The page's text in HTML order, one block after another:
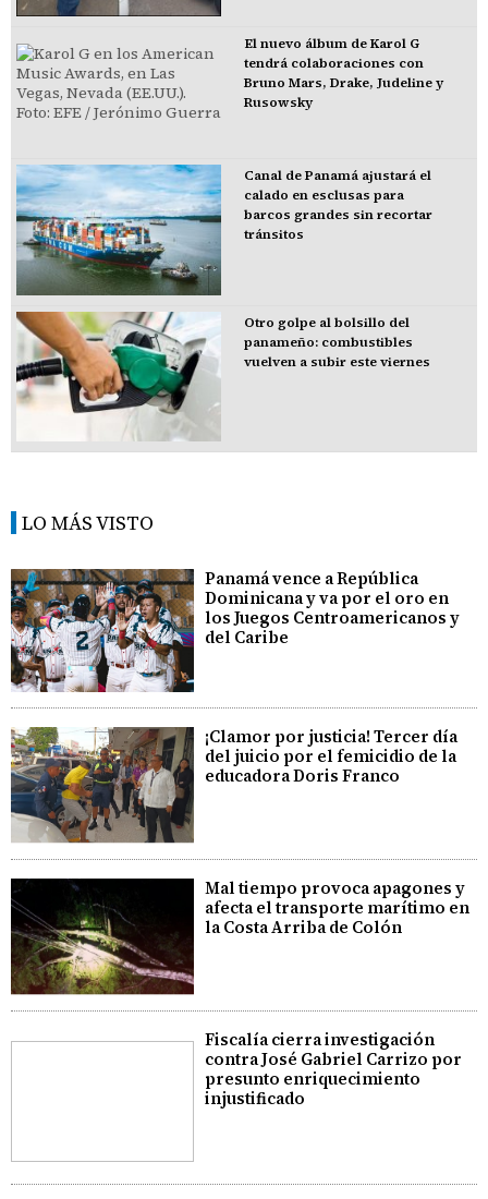
El nuevo álbum de Karol G
tendrá colaboraciones con
Bruno Mars, Drake, Judeline y
Rusowsky
Canal de Panamá ajustará el
calado en esclusas para
barcos grandes sin recortar
tránsitos
Otro golpe al bolsillo del
panameño: combustibles
vuelven a subir este viernes
LO MÁS VISTO
Panamá vence a República
Dominicana y va por el oro en
los Juegos Centroamericanos y
del Caribe
¡Clamor por justicia! Tercer día
del juicio por el femicidio de la
educadora Doris Franco
Mal tiempo provoca apagones y
afecta el transporte marítimo en
la Costa Arriba de Colón
Fiscalía cierra investigación
contra José Gabriel Carrizo por
presunto enriquecimiento
injustificado